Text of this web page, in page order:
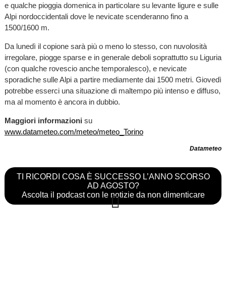
e qualche pioggia domenica in particolare su levante ligure e sulle
Alpi nordoccidentali dove le nevicate scenderanno fino a
1500/1600 m.
Da lunedì il copione sarà più o meno lo stesso, con nuvolosità
irregolare, piogge sparse e in generale deboli soprattutto su Liguria
(con qualche rovescio anche temporalesco), e nevicate
sporadiche sulle Alpi a partire mediamente dai 1500 metri. Giovedì
potrebbe esserci una situazione di maltempo più intenso e diffuso,
ma al momento è ancora in dubbio.
Maggiori informazioni su
www.datameteo.com/meteo/meteo_Torino
Datameteo
TI RICORDI COSA È SUCCESSO L’ANNO SCORSO
AD AGOSTO?
Ascolta il podcast con le notizie da non dimenticare